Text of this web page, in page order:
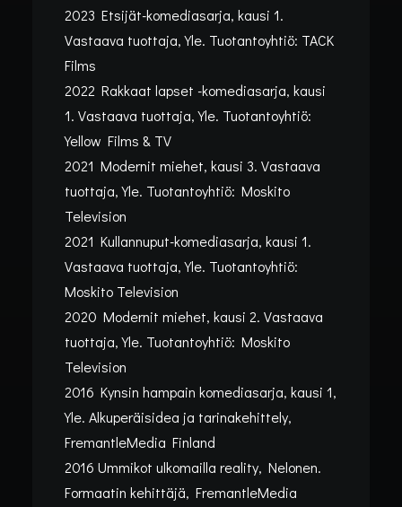
Kategoria: • 28/10/2025 1 min
VIIMEISIMMÄT
TV-TUOTANNOT
Teppo Hovi kehittää ja tuottaa tv-
sarjoja Yle draamassa.
2023 Etsijät-komediasarja, kausi 1.
Vastaava tuottaja, Yle. Tuotantoyhtiö: TACK
Films
2022 Rakkaat lapset -komediasarja, kausi
1. Vastaava tuottaja, Yle. Tuotantoyhtiö:
Yellow Films & TV
2021 Modernit miehet, kausi 3. Vastaava
tuottaja, Yle. Tuotantoyhtiö: Moskito
Television
2021 Kullannuput-komediasarja, kausi 1.
Vastaava tuottaja, Yle. Tuotantoyhtiö:
Moskito Television
2020 Modernit miehet, kausi 2. Vastaava
tuottaja, Yle. Tuotantoyhtiö: Moskito
Television
2016 Kynsin hampain komediasarja, kausi 1,
Yle. Alkuperäisidea ja tarinakehittely,
FremantleMedia Finland
2016 Ummikot ulkomailla reality, Nelonen.
Formaatin kehittäjä, FremantleMedia